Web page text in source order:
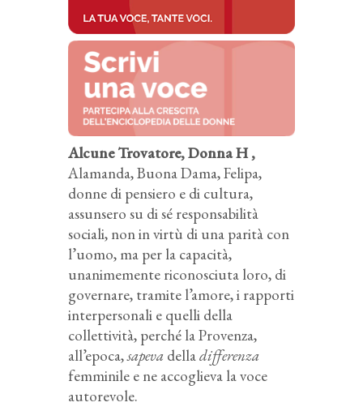
Alcune Trovatore, Donna H ,
Alamanda, Buona Dama, Felipa,
donne di pensiero e di cultura,
assunsero su di sé responsabilità
sociali, non in virtù di una parità con
l’uomo, ma per la capacità,
unanimemente riconosciuta loro, di
governare, tramite l’amore, i rapporti
interpersonali e quelli della
collettività, perché la Provenza,
all’epoca,sapeva delladifferenza
femminile e ne accoglieva la voce
autorevole.